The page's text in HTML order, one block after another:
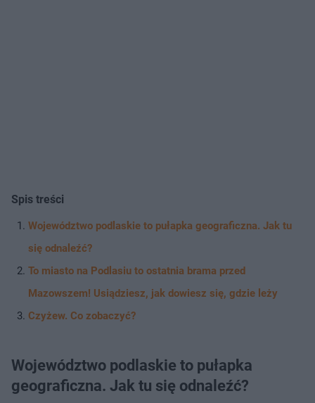
Spis treści
Województwo podlaskie to pułapka geograficzna. Jak tu
się odnaleźć?
To miasto na Podlasiu to ostatnia brama przed
Mazowszem! Usiądziesz, jak dowiesz się, gdzie leży
Czyżew. Co zobaczyć?
Województwo podlaskie to pułapka
geograficzna. Jak tu się odnaleźć?